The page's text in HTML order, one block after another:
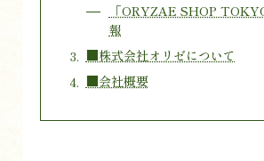
「ORYZAE SHOP
報
■株式会社オリゼについて
■会社概要